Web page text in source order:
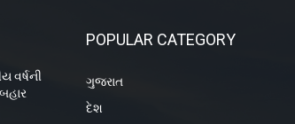
વર્ષની
POPULAR CATEGORY
ગુજરાત
દેશ